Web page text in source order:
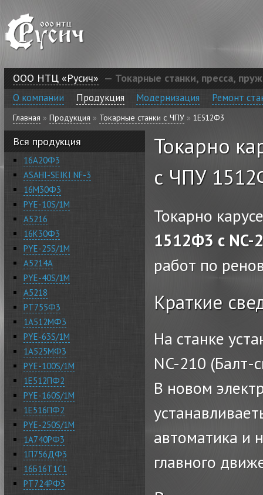
ООО НТЦ «Русич» — Токарные станки, пресса,
О компании Продукция Модернизация Ремонт
Вы здесь
Главная » Продукция » Токарные станки с ЧПУ » 1Е512Ф3
Вся продукция
16А20Ф3
ASAHI-SEIKI NF-3
16М30Ф3
PYE-10S/1M
А5216
16К30Ф3
PYE-25S/1M
А5214А
PYE-40S/1M
А5218
РТ755Ф3
1А512МФ3
PYE-63S/1M
1А525МФ3
PYE-100S/1M
1Е512ПФ2
PYE-160S/1M
1Е516ПФ2
PYE-250S/1M
1А740РФ3
1П756ДФ3
16Б16Т1С1
РТ724РФ3
Токарно
с ЧПУ
Токарно
1512Ф3 с NC-
работ по
Краткие
На станке
NC-210 (Балт-
В новом
автоматика и
главного